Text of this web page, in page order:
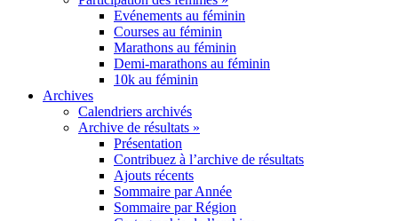
Evénements au féminin
Courses au féminin
Marathons au féminin
Demi-marathons au féminin
10k au féminin
Archives
Calendriers archivés
Archive de résultats »
Présentation
Contribuez à l’archive de résultats
Ajouts récents
Sommaire par Année
Sommaire par Région